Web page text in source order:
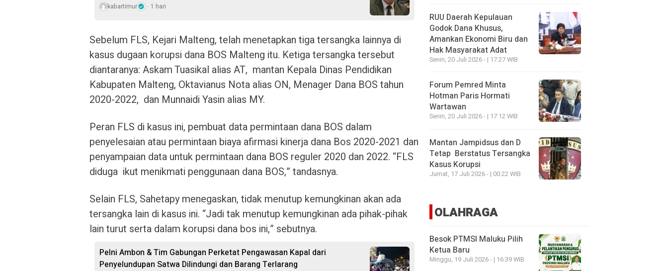
kabartimur 1 hari
Sebelum FLS, Kejari Malteng, telah menetapkan tiga tersangka lainnya di
kasus dugaan korupsi dana BOS Malteng itu. Ketiga tersangka tersebut
diantaranya: Askam Tuasikal alias AT, mantan Kepala Dinas Pendidikan
Kabupaten Malteng, Oktavianus Nota alias ON, Menager Dana BOS tahun
2020-2022, dan Munnaidi Yasin alias MY.
Peran FLS di kasus ini, pembuat data permintaan dana BOS dalam
penyelesaian atau permintaan biaya afirmasi kinerja dana Bos 2020-2021 dan
penyampaian data untuk permintaan dana BOS reguler 2020 dan 2022. “FLS
diduga ikut menikmati penggunaan dana BOS,” tandasnya.
Selain FLS, Sahetapy menegaskan, tidak menutup kemungkinan akan ada
tersangka lain di kasus ini. “Jadi tak menutup kemungkinan ada pihak-pihak
lain turut serta dalam korupsi dana bos ini,” sebutnya.
Pelni Ambon & Tim Gabungan Perketat Pengawasan Kapal dari
Penyelundupan Satwa Dilindungi dan Barang Terlarang
RUU Daerah Kepulauan
Godok Dana Khusus,
Amankan Ekonomi Biru dan
Hak Masyarakat Adat
Senin, 20 Juli 2026 - | 17:27 WIB
Forum Pemred Minta
Hotman Paris Hormati
Wartawan
Senin, 20 Juli 2026 - | 17:12 WIB
Mantan Jampidsus dan D
Tetap Berstatus Tersangka
Kasus Korupsi
Jumat, 17 Juli 2026 - | 00:22 WIB
OLAHRAGA
Besok PTMSI Maluku Pilih
Ketua Baru
Minggu, 19 Juli 2026 - | 16:39 WIB